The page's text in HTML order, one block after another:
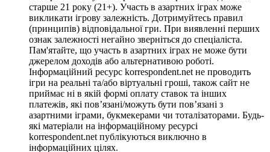
старше 21 року (21+). Участь в азартних іграх може
викликати ігрову залежність. Дотримуйтесь правил
(принципів) відповідальної гри. При виявленні перших
ознак залежності негайно зверніться до спеціаліста.
Пам'ятайте, що участь в азартних іграх не може бути
джерелом доходів або альтернативою роботі.
Інформаційний ресурс korrespondent.net не проводить
ігри на реальні та/або віртуальні гроші, також сайт не
приймає ні в якій формі оплату ставок та інших
платежів, які пов’язані/можуть бути пов’язані з
азартними іграми, букмекерами чи тоталізаторами. Будь-
які матеріали на інформаційному ресурсі
korrespondent.net публікуються виключно в
інформаційних цілях.